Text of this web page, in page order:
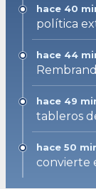
hace 40
política
hace 44
hace 49
tableros
hace 50
convierte